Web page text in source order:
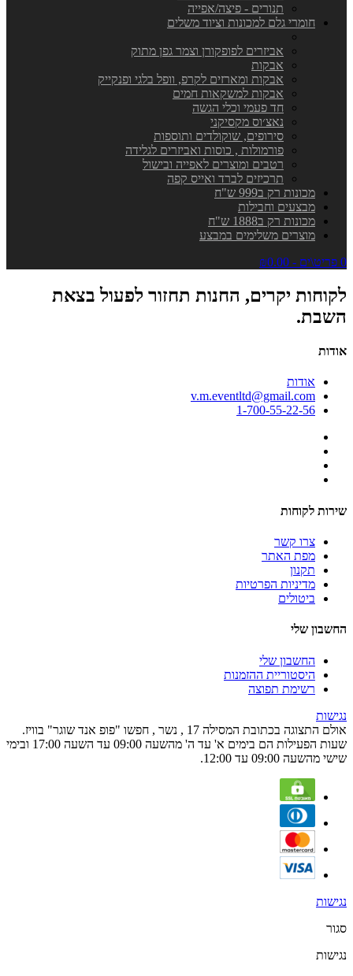
תנורים - פיצה/אפייה
חומרי גלם למכונות וציוד משלים
אביזרים לפופקורן וצמר גפן מתוק
אבקות
אבקות ומארזים לקרפ, וופל בלגי ופנקייק
אבקות למשקאות חמים
חד פעמי וכלי הגשה
נאצ׳וס מקסיקני
סירופים, שוקולדים ותוספות
פורמולות , כוסות ואביזרים לגלידה
רטבים ומוצרים לאפייה ובישול
תרכיזים לברד ואייס קפה
מכונות רק ב999 ש"ח
מבצעים וחבילות
מכונות רק ב1888 ש"ח
מוצרים משלימים במבצע
0 פריט\ים - ₪0.00
לקוחות יקרים, החנות תחזור לפעול בצאת
השבת.
אודות
אודות
v.m.eventltd@gmail.com
1-700-55-22-56
שירות לקוחות
צרו קשר
מפת האתר
תקנון
מדיניות הפרטיות
ביטולים
החשבון שלי
החשבון שלי
היסטוריית ההזמנות
רשימת תפוצה
נגישות
אולם התצוגה בכתובת המסילה 17 , נשר , חפשו "פופ אנד שוגר" בוויז.
שעות הפעילות הם בימים א' עד ה' מהשעה 09:00 עד השעה 17:00 ובימי
שישי מהשעה 09:00 עד 12:00.
נגישות
סגור
נגישות